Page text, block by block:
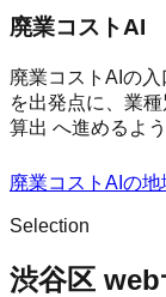
廃業コストAI
廃業コストAIの
を出発点に、業
算出 へ進めるよ
廃業コストAI の地
Selection
渋谷区